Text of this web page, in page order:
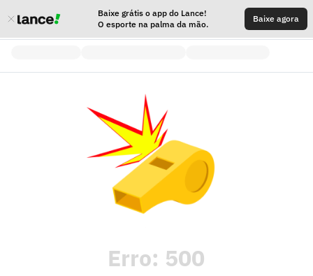
Baixe grátis o app do Lance!
O esporte na palma da mão.
Baixe agora
Erro: 500